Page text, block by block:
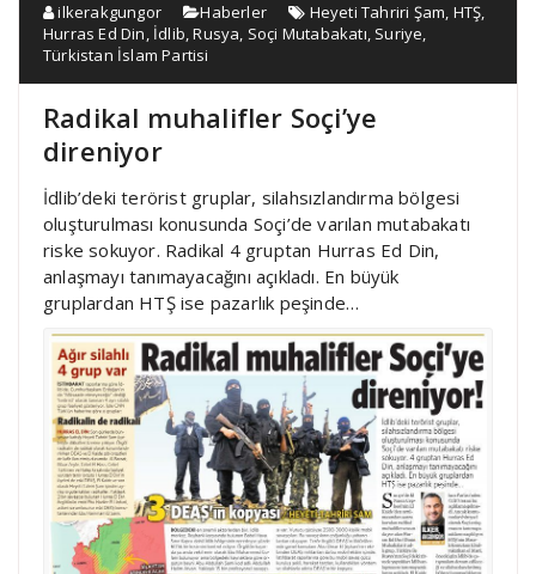
ilkerakgungor Haberler Heyeti Tahriri Şam, HTŞ,
Hurras Ed Din, İdlib,Rusya, Soçi Mutabakatı, Suriye,
Türkistan İslam Partisi
Radikal muhalifler Soçi’ye
direniyor
İdlib’deki terörist gruplar, silahsızlandırma bölgesi
oluşturulması konusunda Soçi’de varılan mutabakatı
riske sokuyor. Radikal 4 gruptan Hurras Ed Din,
anlaşmayı tanımayacağını açıkladı. En büyük
gruplardan HTŞ ise pazarlık peşinde…